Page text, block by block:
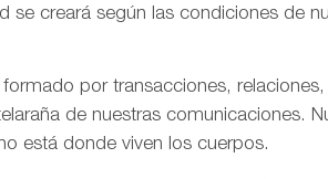
se creará según las condiciones de
formado por transacciones,
de nuestras comunicaciones.
está donde viven los cuerpos.